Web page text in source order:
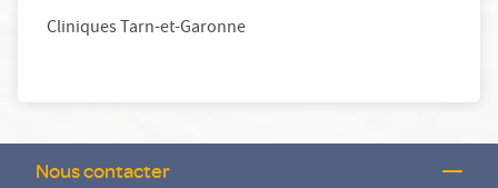
Cliniques Tarn-et-Garonne
Nous contacter